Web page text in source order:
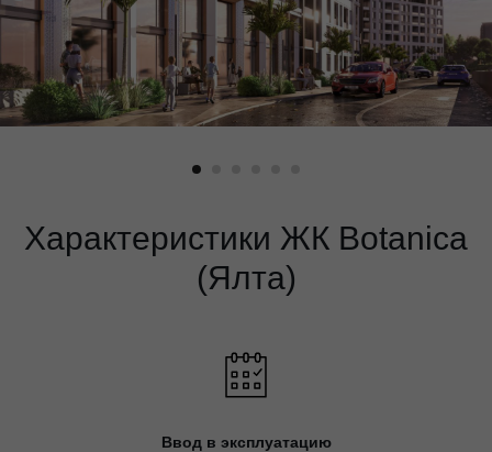
Характеристики ЖК Botanica
(Ялта)
Ввод в эксплуатацию